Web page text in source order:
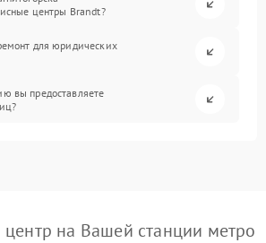
центры Brandt?
для юридических
вы предоставляете
на Вашей станции метро